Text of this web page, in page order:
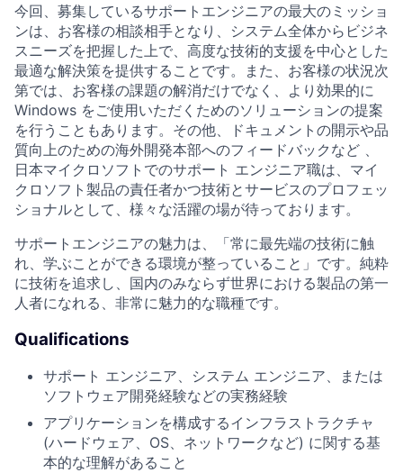
今回、募集しているサポートエンジニアの最大のミッショ
ンは、お客様の相談相手となり、システム全体からビジネ
スニーズを把握した上で、高度な技術的支援を中心とした
最適な解決策を提供することです。また、お客様の状況次
第では、お客様の課題の解消だけでなく、より効果的に
Windows をご使用いただくためのソリューションの提案
を行うこともあります。その他、ドキュメントの開示や品
質向上のための海外開発本部へのフィードバックなど 、
日本マイクロソフトでのサポート エンジニア職は、マイ
クロソフト製品の責任者かつ技術とサービスのプロフェッ
ショナルとして、様々な活躍の場が待っております。
サポートエンジニアの魅力は、「常に最先端の技術に触
れ、学ぶことができる環境が整っていること」です。純粋
に技術を追求し、国内のみならず世界における製品の第一
人者になれる、非常に魅力的な職種です。
Qualifications
サポート エンジニア、システム エンジニア、または
ソフトウェア開発経験などの実務経験
アプリケーションを構成するインフラストラクチャ
(ハードウェア、OS、ネットワークなど) に関する基
本的な理解があること